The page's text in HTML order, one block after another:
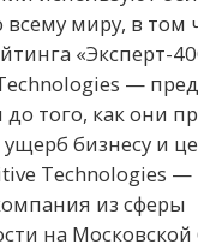
миру, в том
«Эксперт-
—
до того, как они
бизнесу и
Technologies —
из сферы
на Московской